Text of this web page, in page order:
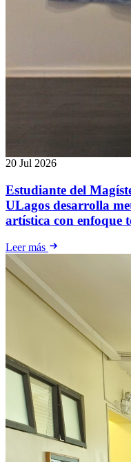
20 Jul 2026
Estudiante del
ULagos desarrolla
artística con enfoque
Leer más